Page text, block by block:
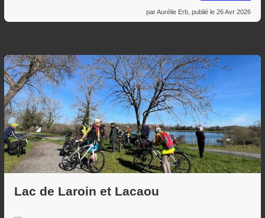
d’espaces naturels de Nouvelle-Aquitaine, afin d’y étudier des
Les papillons sont restés cachés à cause de la météo
maussade. Cependant ce fut l’occasion de la découverte d’une
autre faune et flore: oiseaux, coléoptères, libellules, chenilles,
plantes locales avec leurs particularités. L’application pour
smartphone iNaturalist.org (disponible gratuitement) a aidé aux
identifications (photos et chants) des espèces et contribue à
enrichir l’atlas du vivant. Chacun peut y contribuer lors de
sorties en plein air.
parAurélie Erb , publié le26 Avr 2026
Lac de Laroin et Lacaou